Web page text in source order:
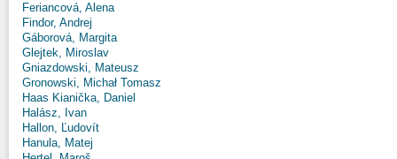
Feriancová, Alena
Findor, Andrej
Gáborová, Margita
Glejtek, Miroslav
Gniazdowski, Mateusz
Gronowski, Michał Tomasz
Haas Kianička, Daniel
Halász, Ivan
Hallon, Ľudovít
Hanula, Matej